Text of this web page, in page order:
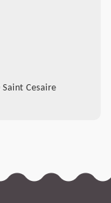
Cesaire